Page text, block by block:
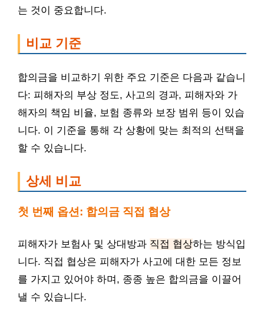
는 것이 중요합니다.
비교 기준
합의금을 비교하기 위한 주요 기준은 다음과 같습니
다: 피해자의 부상 정도, 사고의 경과, 피해자와 가
해자의 책임 비율, 보험 종류와 보장 범위 등이 있습
니다. 이 기준을 통해 각 상황에 맞는 최적의 선택을
할 수 있습니다.
상세 비교
첫 번째 옵션: 합의금 직접 협상
피해자가 보험사 및 상대방과 직접 협상하는 방식입
니다. 직접 협상은 피해자가 사고에 대한 모든 정보
를 가지고 있어야 하며, 종종 높은 합의금을 이끌어
낼 수 있습니다.